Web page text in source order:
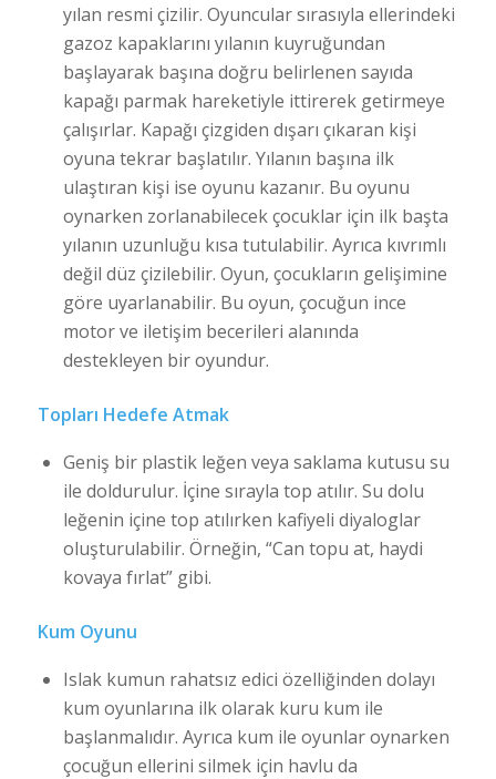
yılan resmi çizilir. Oyuncular sırasıyla ellerindeki
gazoz kapaklarını yılanın kuyruğundan
başlayarak başına doğru belirlenen sayıda
kapağı parmak hareketiyle ittirerek getirmeye
çalışırlar. Kapağı çizgiden dışarı çıkaran kişi
oyuna tekrar başlatılır. Yılanın başına ilk
ulaştıran kişi ise oyunu kazanır. Bu oyunu
oynarken zorlanabilecek çocuklar için ilk başta
yılanın uzunluğu kısa tutulabilir. Ayrıca kıvrımlı
değil düz çizilebilir. Oyun, çocukların gelişimine
göre uyarlanabilir. Bu oyun, çocuğun ince
motor ve iletişim becerileri alanında
destekleyen bir oyundur.
Topları Hedefe Atmak
Geniş bir plastik leğen veya saklama kutusu su
ile doldurulur. İçine sırayla top atılır. Su dolu
leğenin içine top atılırken kafiyeli diyaloglar
oluşturulabilir. Örneğin, “Can topu at, haydi
kovaya fırlat” gibi.
Kum Oyunu
Islak kumun rahatsız edici özelliğinden dolayı
kum oyunlarına ilk olarak kuru kum ile
başlanmalıdır. Ayrıca kum ile oyunlar oynarken
çocuğun ellerini silmek için havlu da